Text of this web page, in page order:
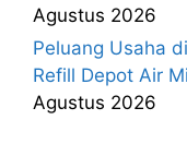
Agustus 2026
Peluang Usaha
Refill Depot Air
Agustus 2026